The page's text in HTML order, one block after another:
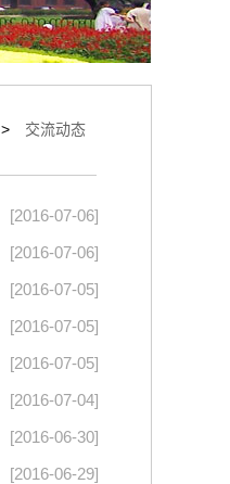
> 交流动态
[2016-07-06]
[2016-07-06]
[2016-07-05]
[2016-07-05]
[2016-07-05]
[2016-07-04]
[2016-06-30]
[2016-06-29]